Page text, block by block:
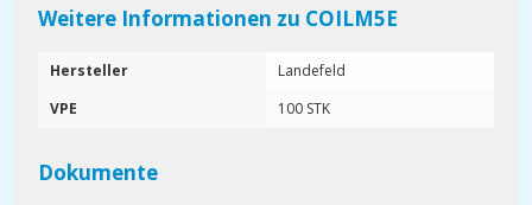
Weitere Informationen zu COILM5E
Hersteller
Landefeld
VPE
100 STK
Dokumente